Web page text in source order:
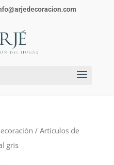
/ Articulos de
gris